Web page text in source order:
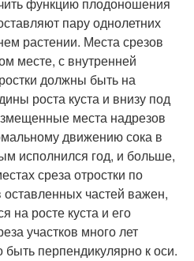
функцию плодоношения
пару однолетних
растении. Места срезов
месте, с внутренней
должны быть на
роста куста и внизу под
места надрезов
движению сока в
исполнился год, и больше,
среза отростки по
частей важен,
на росте куста и его
участков много лет
перпендикулярно к оси.